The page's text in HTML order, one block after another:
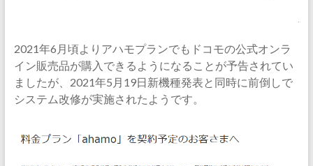
2021年6月頃よりアハモプランでもドコモの公式オンラ
イン販売品が購入できるようになることが予告されてい
ましたが、2021年5月19日新機種発表と同時に前倒しで
システム改修が実施されたようです。